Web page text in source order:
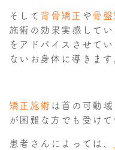
そして背骨矯正 や骨
施術の効果実感して
をアドバイスさせて
ないお身体に導きます
矯正施術 は首の可動
が困難な方でも受けて
患者さんによっては、